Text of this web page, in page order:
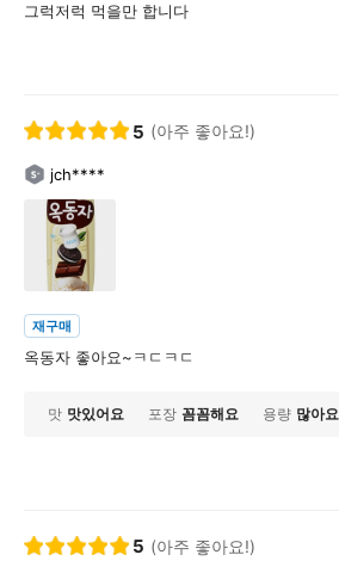
그럭저럭 먹을만 합니다
5 (아주 좋아요!)
jch****
재구매
옥동자 좋아요~ㅋㄷㅋㄷ
맛 맛있어요 포장 꼼꼼해요 용량 많아요
5 (아주 좋아요!)